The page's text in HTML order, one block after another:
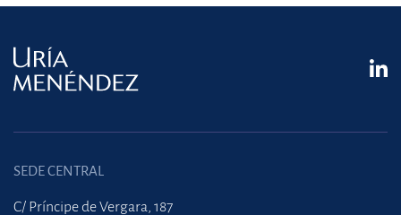
SEDE CENTRAL
C/ Príncipe de Vergara, 187